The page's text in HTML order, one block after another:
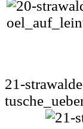
21-